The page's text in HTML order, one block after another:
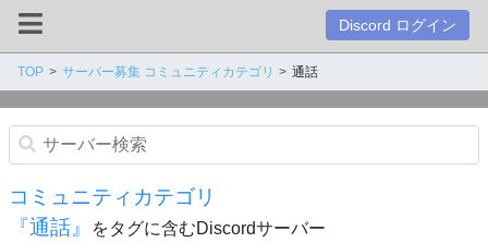
Discord ログイン
TOP サーバー募集 コミュニティカテゴリ 通話
コミュニティカテゴリ
『通話』
をタグに含むDiscordサーバー